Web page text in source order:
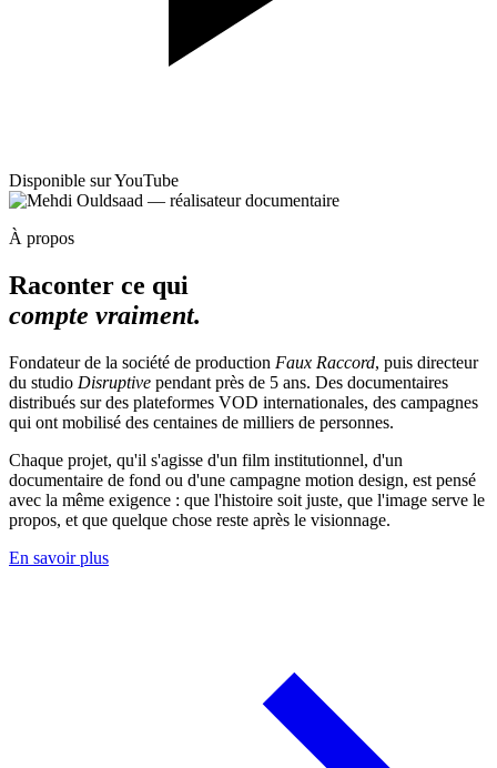
Disponible sur YouTube
À propos
Raconter ce qui
compte vraiment.
Fondateur de la société de production Faux Raccord, puis directeur
du studio Disruptive pendant près de 5 ans. Des documentaires
distribués sur des plateformes VOD internationales, des campagnes
qui ont mobilisé des centaines de milliers de personnes.
Chaque projet, qu'il s'agisse d'un film institutionnel, d'un
documentaire de fond ou d'une campagne motion design, est pensé
avec la même exigence : que l'histoire soit juste, que l'image serve le
propos, et que quelque chose reste après le visionnage.
En savoir plus